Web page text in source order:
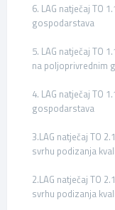
6. LAG natječaj TO
gospodarstava
5. LAG natječaj TO
na poljoprivrednim
4. LAG natječaj TO
gospodarstava
3.LAG natječaj TO
svrhu podizanja
2.LAG natječaj TO
svrhu podizanja